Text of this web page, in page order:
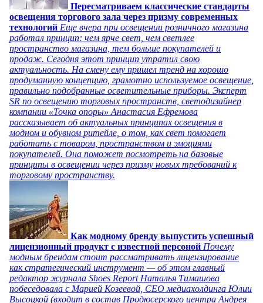
Пересматриваем классические стандарты
освещения торгового зала через призму современных
технологий Еще вчера при освещении розничного магазина
работал принцип: чем ярче свет, чем светлее
пространство магазина, тем больше покупателей и
продаж. Сегодня этот принцип утратил свою
актуальность. На смену ему пришел тренд на хорошо
продуманную концепцию, грамотно используемое освещение,
правильно подобранные осветительные приборы. Эксперт
SR по освещению торговых пространств, светодизайнер
компании «Точка опоры» Анастасия Ефремова
рассказывает об актуальных принципах освещения в
модном и обувном ритейле, о том, как свет помогает
работать с товаром, пространством и эмоциями
покупателей. Она поможет посмотреть на базовые
принципы в освещении через призму новых требований к
торговому пространству.
Как модному бренду выпустить успешный
лицензионный продукт с известной персоной Почему
модным брендам стоит рассматривать лицензирование
как стратегический инструмент — об этом главный
редактор журнала Shoes Report Наталья Тимашова
побеседовала с Марией Козеевой, СЕО медиахолдинга Юлии
Высоцкой (входит в состав Продюсерского центра Андрея